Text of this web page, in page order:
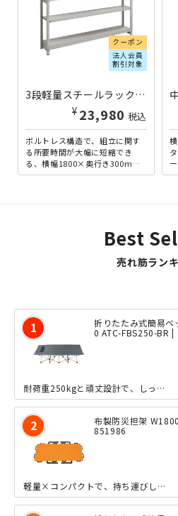
クーポン
法人会員
割引対象
3段軽量スチールラック NBタイプ H900×W1800×D300 単立 1FH3630-3 | 613319
¥ 23,980 税込
ボルトレス構造で、組立に関す
る所要時間が大幅に短縮でき
る、横幅1800×奥行き300mm
の3段軽量ラックです。軽量型な
Best
売れ筋ラン
折りたたみ式簡易
0 ATC-FBS250-BR
耐荷重250kgと頑丈設計で、しっかりと身体を支えてくれる折り畳み式簡易ベッドの...
布製防災担架
851986
軽量×コンパクトで、持ち運びしやすい布製防災担架です。布製で1.9kgと軽量のわ...